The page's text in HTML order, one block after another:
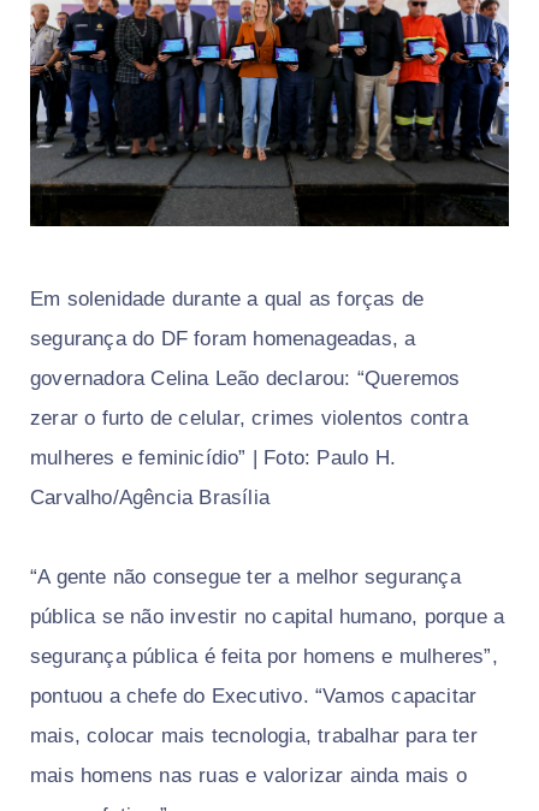
Em solenidade durante a qual as forças de
segurança do DF foram homenageadas, a
governadora Celina Leão declarou: “Queremos
zerar o furto de celular, crimes violentos contra
mulheres e feminicídio” | Foto: Paulo H.
Carvalho/Agência Brasília
“A gente não consegue ter a melhor segurança
pública se não investir no capital humano, porque a
segurança pública é feita por homens e mulheres”,
pontuou a chefe do Executivo. “Vamos capacitar
mais, colocar mais tecnologia, trabalhar para ter
mais homens nas ruas e valorizar ainda mais o